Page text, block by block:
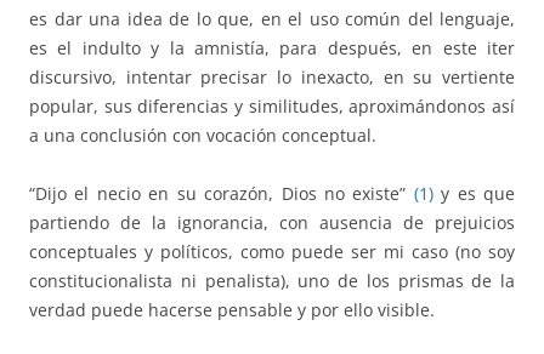
es dar una idea de lo que, en el uso común del lenguaje,
es el indulto y la amnistía, para después, en este iter
discursivo, intentar precisar lo inexacto, en su vertiente
popular, sus diferencias y similitudes, aproximándonos así
a una conclusión con vocación conceptual.
“Dijo el necio en su corazón, Dios no existe” (1)y es que
partiendo de la ignorancia, con ausencia de prejuicios
conceptuales y políticos, como puede ser mi caso (no soy
constitucionalista ni penalista), uno de los prismas de la
verdad puede hacerse pensable y por ello visible.